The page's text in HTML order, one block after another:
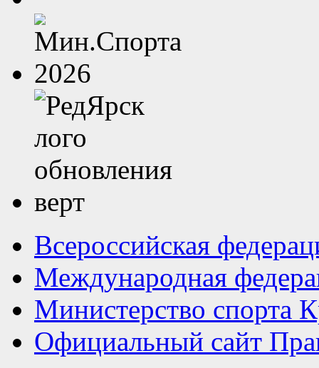
Всероссийская
Международная
Министерство спорта
Официальный сайт